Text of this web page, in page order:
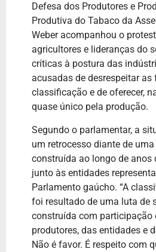
Defesa dos Produtores e
Produtiva do Tabaco da
Weber acompanhou o
agricultores e lideranças do
críticas à postura das
acusadas de desrespeitar as
classificação e de oferecer,
quase único pela produção.
Segundo o parlamentar, a
um retrocesso diante de
construída ao longo de anos
junto às entidades
Parlamento gaúcho. “A
foi resultado de uma luta de
construída com participação
produtores, das entidades e
Não é favor. É respeito com